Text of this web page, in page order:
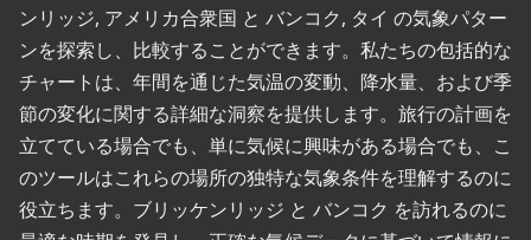
ンリッジ, アメリカ合衆国 と バンコク, タイ の気象パター
ンを探索し、比較することができます。私たちの包括的な
チャートは、年間を通じた気温の変動、降水量、および季
節の変化に関する詳細な洞察を提供します。旅行の計画を
立てている場合でも、単に気候に興味がある場合でも、こ
のツールはこれらの場所の独特な気象条件を理解するのに
役立ちます。ブリッケンリッジ と バンコク を訪れるのに